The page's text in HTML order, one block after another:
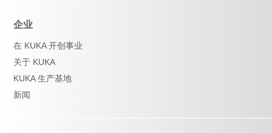
企业
在 KUKA 开创事业
关于 KUKA
KUKA 生产基地
新闻